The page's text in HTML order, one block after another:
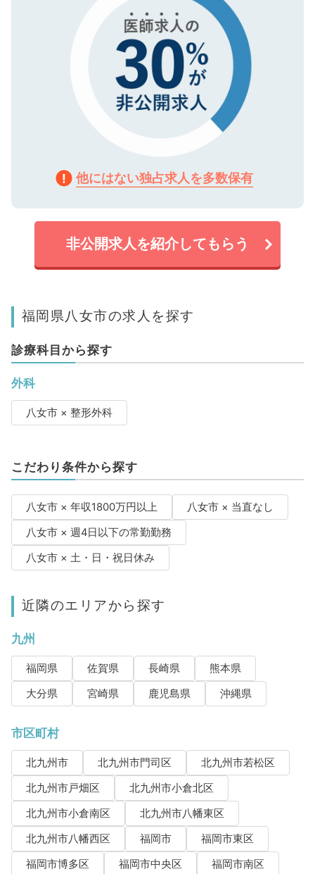
他にはない独占求人を多数保有
非公開求人を紹介してもらう
福岡県八女市の求人を探す
診療科目から探す
外科
八女市 × 整形外科
こだわり条件から探す
八女市 × 年収1800万円以上
八女市 × 当直なし
八女市 × 週4日以下の常勤勤務
八女市 × 土・日・祝日休み
近隣のエリアから探す
九州
福岡県 佐賀県 長崎県
熊本県
大分県
宮崎県 鹿児島県 沖縄県
市区町村
北九州市 北九州市門司区
北九州市若松区
北九州市戸畑区
北九州市小倉北区
北九州市小倉南区
北九州市八幡東区
北九州市八幡西区
福岡市
福岡市東区
福岡市博多区
福岡市中央区
福岡市南区